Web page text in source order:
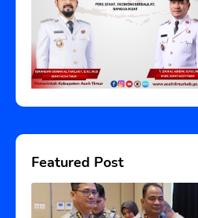
Featured Post